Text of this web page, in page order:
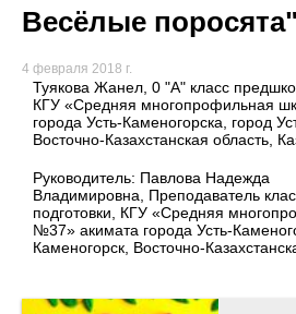
Весёлые поросята"
4 февраля 2018 г.
Туякова Жанел, 0 "А" класс
КГУ «Средняя многопрофильная
города Усть-Каменогорска, город
Восточно-Казахстанская область,
Руководитель: Павлова Надежда
Владимировна, Преподаватель
подготовки, КГУ «Средняя
№37» акимата города Усть-
Каменогорск, Восточно-